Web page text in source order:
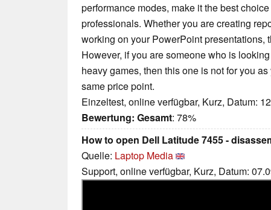
performance modes, make it the best
professionals. Whether you are creating
working on your PowerPoint presentations,
However, if you are someone who is
heavy games, then this one is not for you
same price point.
Einzeltest, online verfügbar, Kurz, Datum:
Bewertung: Gesamt: 78%
How to open Dell Latitude 7455 -
Quelle: Laptop Media
Support, online verfügbar, Kurz, Datum: